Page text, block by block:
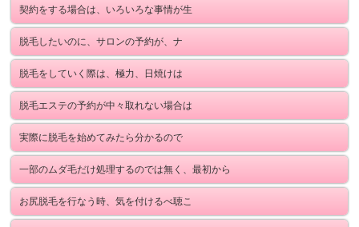
契約をする場合は、いろいろな事情が生
脱毛したいのに、サロンの予約が、ナ
脱毛をしていく際は、極力、日焼けは
脱毛エステの予約が中々取れない場合は
実際に脱毛を始めてみたら分かるので
一部のムダ毛だけ処理するのでは無く、最初から
お尻脱毛を行なう時、気を付けるべ聴こ